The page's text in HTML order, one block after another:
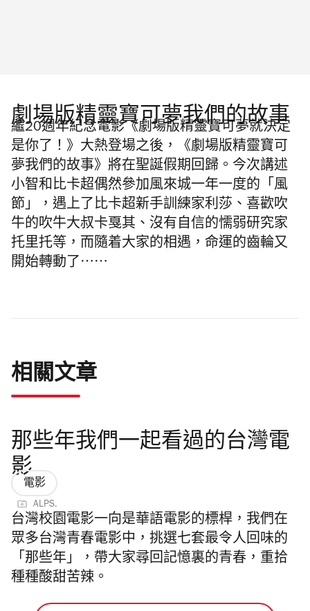
劇場版精靈寶可夢我們的故事
繼20週年紀念電影《劇場版精靈寶可夢就決定
是你了！》大熱登場之後，《劇場版精靈寶可
夢我們的故事》將在聖誕假期回歸。今次講述
小智和比卡超偶然參加風來城一年一度的「風
節」，遇上了 比卡超新手訓練家利莎、喜歡吹
牛的吹牛大叔卡戛其、沒有自信的懦弱研究家
托里托等，而隨着大家的相遇，命運的齒輪又
開始轉動了⋯⋯
相關文章
那些年我們一起看過的台灣電
影
電影
ALPS.
台灣校園電影一向是華語電影的標桿，我們在
眾多台灣青春電影中，挑選七套最令人回味的
「那些年」，帶大家尋回記憶裏的青春，重拾
種種酸甜苦辣。